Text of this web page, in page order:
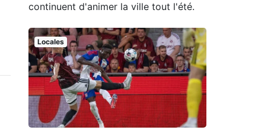
continuent d'animer la ville tout l'été.
Locales